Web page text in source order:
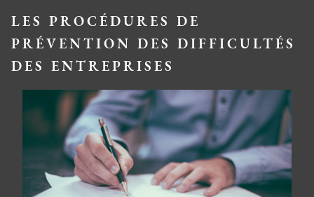
LES PROCÉDURES DE
PRÉVENTION DES DIFFICULTÉS
DES ENTREPRISES